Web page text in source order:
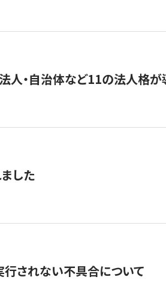
人・自治体など11の法人格
した
行されない不具合について